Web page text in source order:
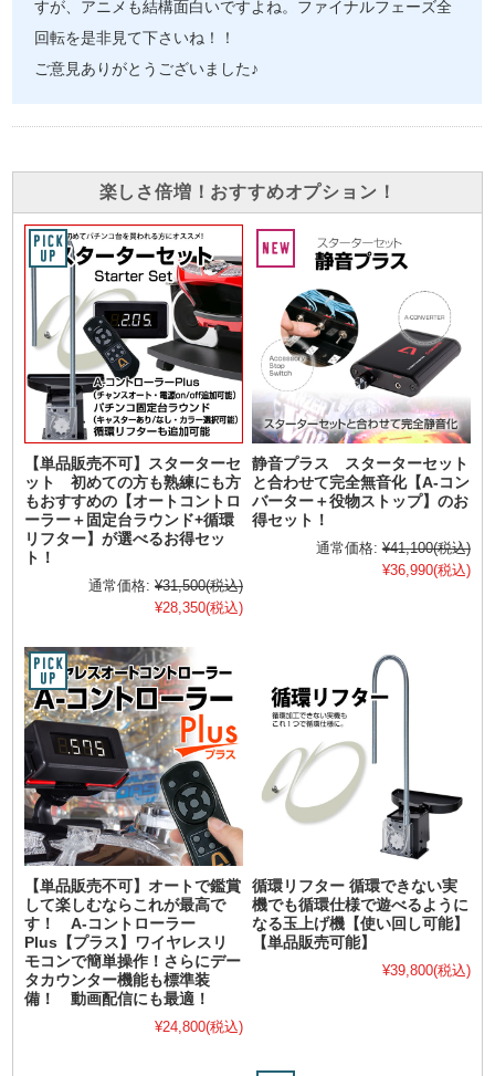
すが、アニメも結構面白いですよね。ファイナルフェーズ全
回転を是非見て下さいね！！
ご意見ありがとうございました♪
楽しさ倍増！おすすめオプション！
【単品販売不可】スターターセ
ット 初めての方も熟練にも方
もおすすめの【オートコントロ
ーラー＋固定台ラウンド+循環
リフター】が選べるお得セッ
ト！
通常価格: ¥31,500(税込)
¥28,350(税込)
静音プラス スターターセット
と合わせて完全無音化【A-コン
バーター＋役物ストップ】のお
得セット！
通常価格: ¥41,100(税込)
¥36,990(税込)
【単品販売不可】オートで鑑賞
して楽しむならこれが最高で
す！ A-コントローラー
Plus【プラス】ワイヤレスリ
モコンで簡単操作！さらにデー
タカウンター機能も標準装
備！ 動画配信にも最適！
¥24,800(税込)
循環リフター 循環できない実
機でも循環仕様で遊べるように
なる玉上げ機【使い回し可能】
【単品販売可能】
¥39,800(税込)